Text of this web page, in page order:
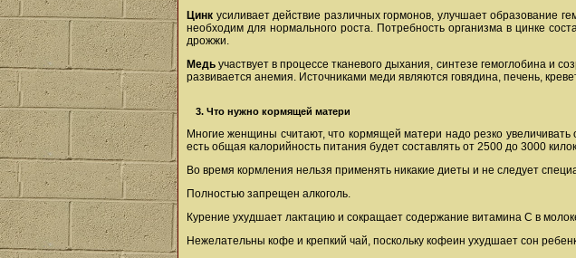
Цинк усиливает действие различных гормонов, улучшает образование
необходим для нормального роста. Потребность организма в цинке
дрожжи.
Медь участвует в процессе тканевого дыхания, синтезе гемоглобина и
развивается анемия. Источниками меди являются говядина, печень,
3. Что нужно кормящей матери
Многие женщины считают, что кормящей матери надо резко
есть общая калорийность питания будет составлять от 2500 до 3000
Во время кормления нельзя применять никакие диеты и не следует
Полностью запрещен алкоголь.
Курение ухудшает лактацию и сокращает содержание витамина С в
Нежелательны кофе и крепкий чай, поскольку кофеин ухудшает сон